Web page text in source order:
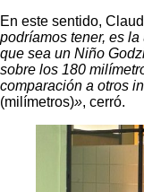
En este sentido,
podríamos tener, es
que sea un Niño
sobre los 180
comparación a otros
(milímetros)», cerró.